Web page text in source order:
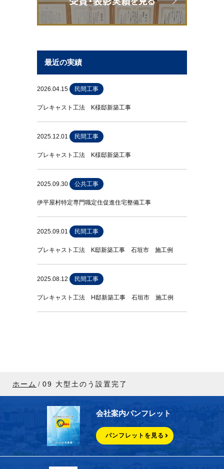
最近の実績
2026.04.15 民間工事
プレキャスト工法 K様邸新築工事
2025.12.01 民間工事
プレキャスト工法 K様邸新築工事
2025.09.30 公共工事
伊平屋村特定専門職定住促進住宅整備工事
2025.09.01 民間工事
プレキャスト工法 K邸新築工事 石垣市 施工例
2025.08.12 民間工事
プレキャスト工法 H邸新築工事 石垣市 施工例
ホーム 09 大型土のう設置完了
会社案内パンフレット
パンフレットを見る